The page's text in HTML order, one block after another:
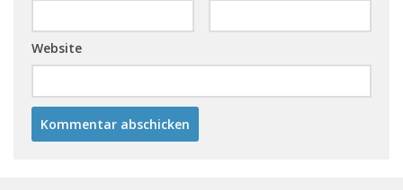
Website